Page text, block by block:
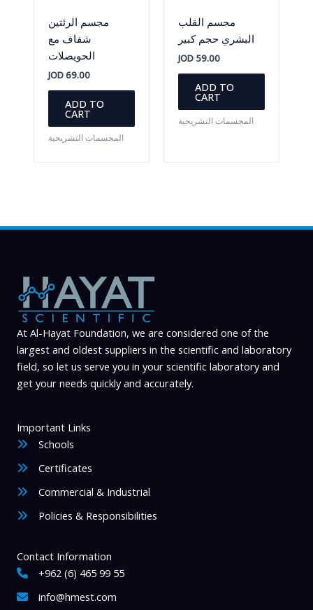
مجسم الرئتين
شفاف مع
الحويصلات
JOD69.00
ADD TO
CART
المجسمات التشريحية
مجسم القلب
البشري حجم كبير
JOD 59.00
ADD TO
CART
المجسمات التشريحية
At Al-Hayat Foundation, we are considered one of the
largest and oldest suppliers in the scientific and laboratory
field, so let us serve you in your scientific laboratory and
get your needs quickly and accurately.
Important Links
Schools
Certificates
Commercial & Industrial
Policies & Responsibilities
Contact Information
+962 (6) 465 99 55
info@hmest.com